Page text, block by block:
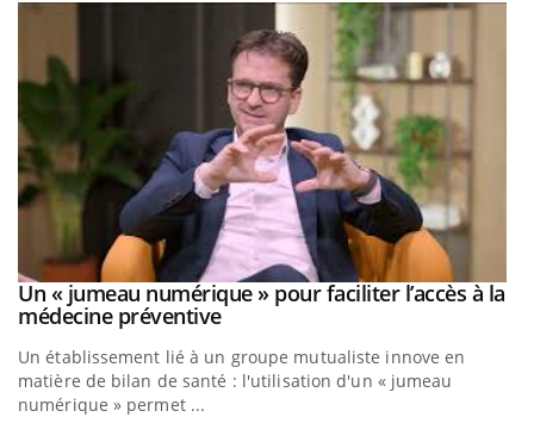
Youtube
Un « jumeau numérique » pour faciliter l’accès à la
médecine préventiveYoutube
Un établissement lié à un groupe mutualiste innove en
matière de bilan de santé : l'utilisation d'un « jumeau
numérique » permet ...